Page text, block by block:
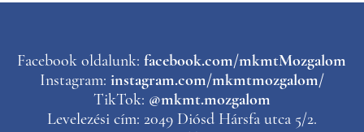
Facebook oldalunk:facebook.com/mkmtMozgalom
Instagram: instagram.com/mkmtmozgalom/
TikTok: @mkmt.mozgalom
Levelezési cím: 2049 Diósd Hársfa utca 5/2.